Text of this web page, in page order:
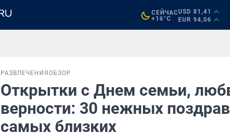
СЕЙЧАС
+16°C
USD 81,41
EUR 94,06
РАЗВЛЕЧЕНИЯ ОБЗОР
Открытки с Днем семьи,
верности: 30 нежных
самых близких